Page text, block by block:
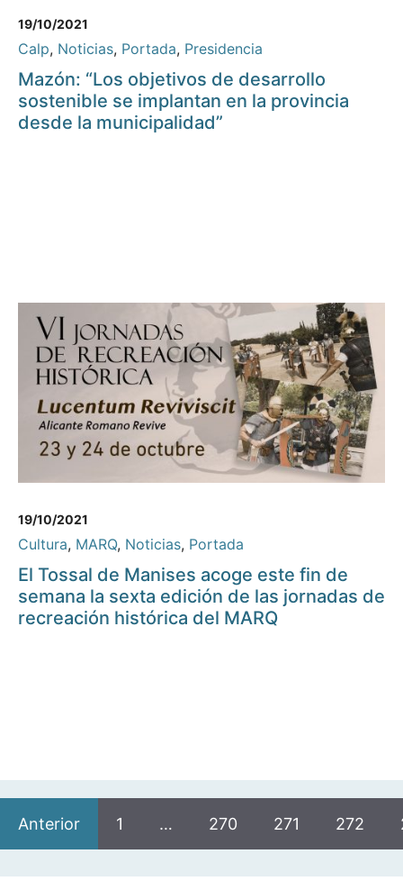
19/10/2021
Calp, Noticias, Portada, Presidencia
Mazón: “Los objetivos de desarrollo
sostenible se implantan en la provincia
desde la municipalidad”
19/10/2021
Cultura, MARQ, Noticias, Portada
El Tossal de Manises acoge este fin de
semana la sexta edición de las jornadas de
recreación histórica del MARQ
Anterior 1 … 270 271 272